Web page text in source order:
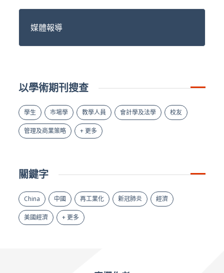
媒體報導
以學術期刊搜查
學生 市場學 教學人員 會計學及法學 校友
管理及商業策略 + 更多
關鍵字
China 中國 再工業化 新冠肺炎 經濟
美國經濟 + 更多